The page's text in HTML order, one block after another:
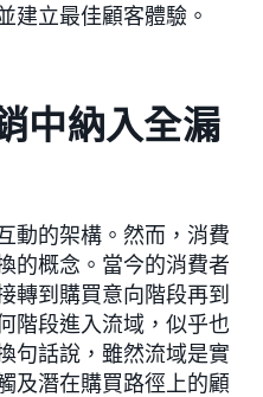
建立最佳顧客體驗。
中納入全漏
動的架構。然而，消費
的概念。當今的消費者
轉到購買意向階段再到
階段進入流域，似乎也
句話說，雖然流域是實
及潛在購買路徑上的顧